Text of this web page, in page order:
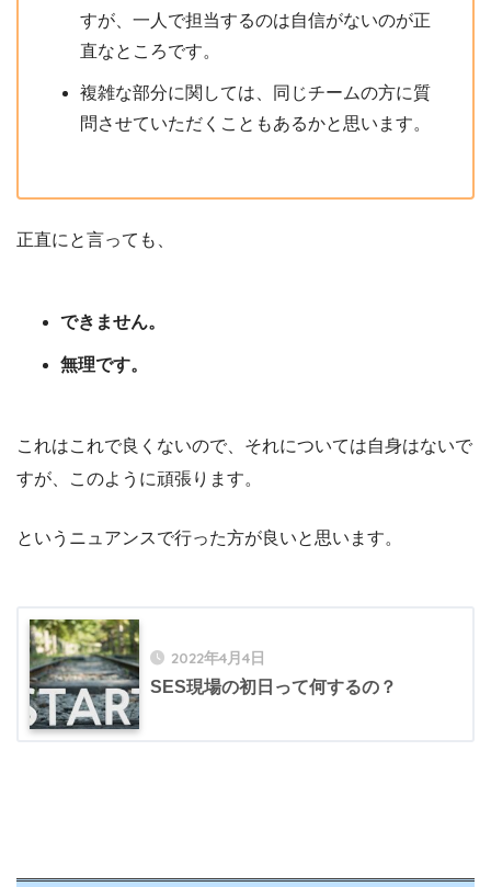
すが、一人で担当するのは自信がないのが正
直なところです。
複雑な部分に関しては、同じチームの方に質
問させていただくこともあるかと思います。
正直にと言っても、
できません。
無理です。
これはこれで良くないので、それについては自身はないで
すが、このように頑張ります。
というニュアンスで行った方が良いと思います。
2022年4月4日
SES現場の初日って何するの？